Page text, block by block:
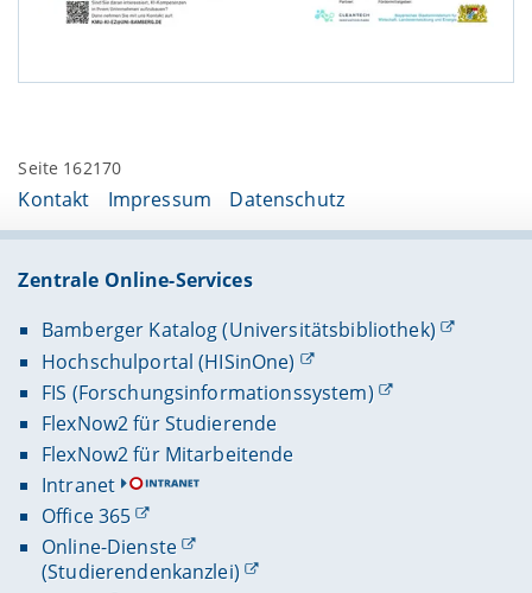
Seite 162170
Kontakt Impressum Datenschutz
Zentrale Online-Services
Bamberger Katalog (Universitätsbibliothek)
Hochschulportal (HISinOne)
FIS (Forschungsinformationssystem)
FlexNow2 für Studierende
FlexNow2 für Mitarbeitende
Intranet
Office 365
Online-Dienste
(Studierendenkanzlei)